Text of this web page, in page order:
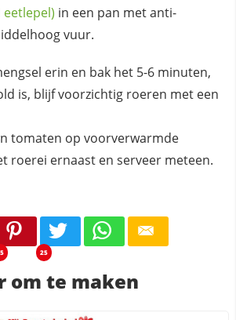
eetlepel) in een pan met anti-
vuur.
erin en bak het 5-6 minuten,
is, blijf voorzichtig roeren met een
tomaten op voorverwarmde
roerei ernaast en serveer meteen.
25
om te maken